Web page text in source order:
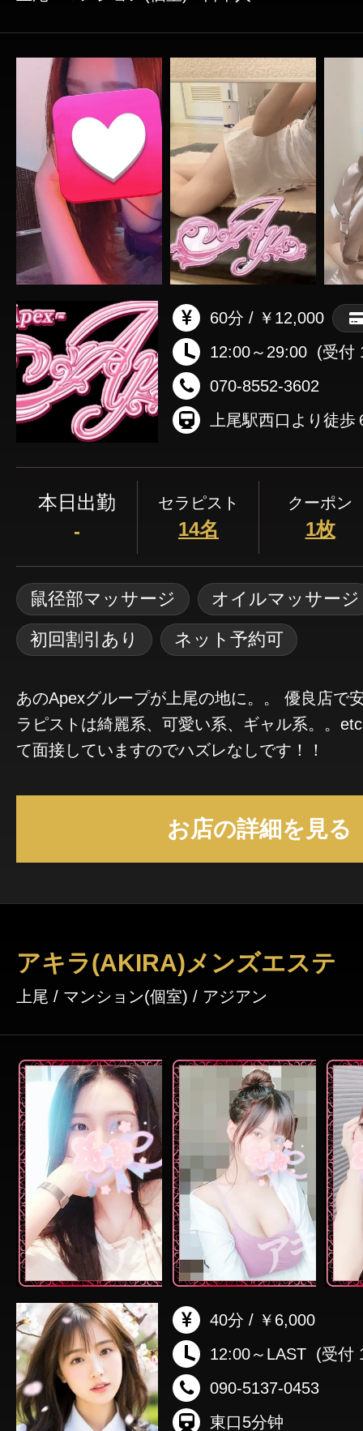
60分 / ￥12,000
12:00～29:00 (受付
070-8552-3602
上尾駅西口より徒歩
本日出勤
-
セラピスト
14名
クーポン
1枚
鼠径部マッサージ
オイルマッサージ
初回割引あり
ネット予約可
あのApexグループが上尾の地に。。 優良店で安心安全なお店🏬 セ
ラピストは綺麗系、可愛い系、ギャル系。。etc 店長が自信をも
て面接していますのでハズレなしです！！
お店の詳細を見る
アキラ(AKIRA)メンズエステ
上尾 / マンション(個室) / アジアン
40分 / ￥6,000
12:00～LAST (受付
090-5137-0453
東口5分钟